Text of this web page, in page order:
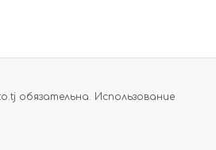
обязательна. Использование